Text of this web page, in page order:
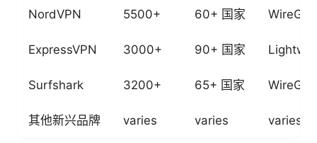
NordVPN 5500+ 60+ 国家
ExpressVPN 3000+ 90+ 国家
Surfshark 3200+ 65+ 国家
其他新兴品牌 varies varies varies